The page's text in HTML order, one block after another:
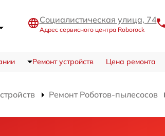
Социалистическая улица, 74
Адрес сервисного центра Roborock
Ремонт устройств Цена ремонта
Ремонт Роботов-пылесосов